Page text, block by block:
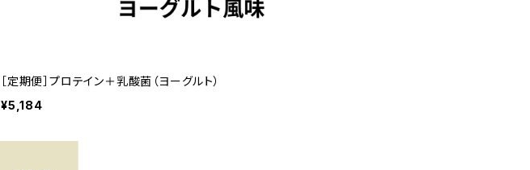
［定期便］プロテイン＋乳酸菌（ヨーグルト）
¥5,184